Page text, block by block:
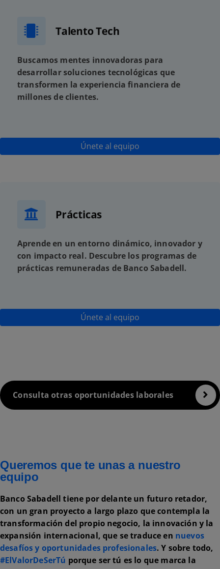
Talento Tech
Buscamos mentes innovadoras para
desarrollar soluciones tecnológicas que
transformen la experiencia financiera de
millones de clientes.
Únete al equipo
Prácticas
Aprende en un entorno dinámico, innovador y
con impacto real. Descubre los programas de
prácticas remuneradas de Banco Sabadell.
Únete al equipo
Consulta otras oportunidades laborales
Queremos que te unas a nuestro
equipo
Banco Sabadell tiene por delante un futuro retador,
con un gran proyecto a largo plazo que contempla la
transformación del propio negocio, la innovación y la
expansión internacional, que se traduce en nuevos
desafíos y oportunidades profesionales.Y sobre todo,
#ElValorDeSerTú porque ser tú es lo que marca la